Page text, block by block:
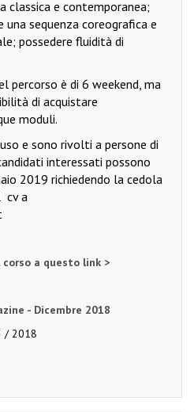
classica e contemporanea;
una sequenza coreografica e
possedere fluidità di
percorso è di 6 weekend, ma
di acquistare
moduli.
e sono rivolti a persone di
interessati possono
2019 richiedendo la cedola
cv a
a questo link >
- Dicembre 2018
/ 2018